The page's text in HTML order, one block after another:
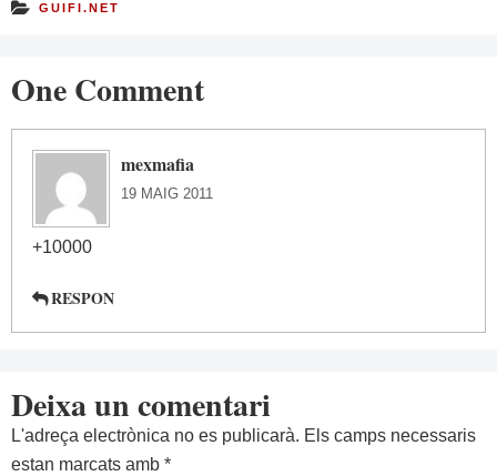
GUIFI.NET
One Comment
mexmafia
19 MAIG 2011
+10000
RESPON
Deixa un comentari
L'adreça electrònica no es publicarà. Els camps necessaris
estan marcats amb *